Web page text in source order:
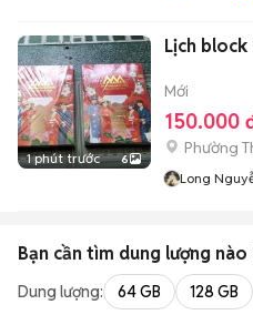
1 phút trước 6
Lịch
Mới
150.000
Phường
Long
Bạn cần tìm dung lượng nào
Dung lượng: 64 GB 128 GB